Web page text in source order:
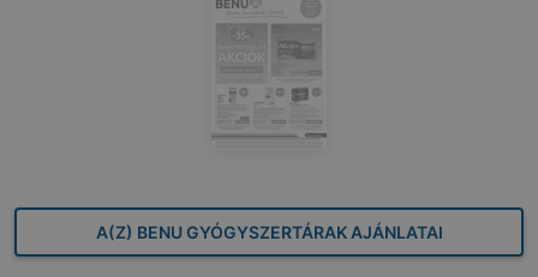
A(Z) BENU GYÓGYSZERTÁRAK AJÁNLATAI